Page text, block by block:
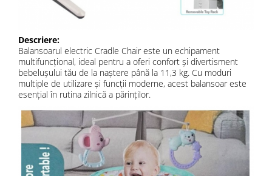
Descriere:
Balansoarul electric Cradle Chair este un echipament
multifuncțional, ideal pentru a oferi confort și divertisment
bebelușului tău de la naștere până la 11,3 kg. Cu moduri
multiple de utilizare și funcții moderne, acest balansoar este
esențial în rutina zilnică a părinților.